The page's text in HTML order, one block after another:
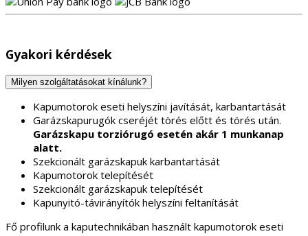
Gyakori kérdések
Milyen szolgáltatásokat kínálunk?
Kapumotorok eseti helyszíni javítását, karbantartását
Garázskapurugók cseréjét törés előtt és törés után.
Garázskapu torziórugó esetén akár 1 munkanap
alatt.
Szekcionált garázskapuk karbantartását
Kapumotorok telepítését
Szekcionált garázskapuk telepítését
Kapunyitó-távirányítók helyszíni feltanítását
Fő profilunk a kaputechnikában használt kapumotorok eseti